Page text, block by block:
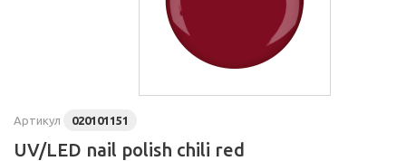
Артикул 020101151
UV/LED nail polish chili red